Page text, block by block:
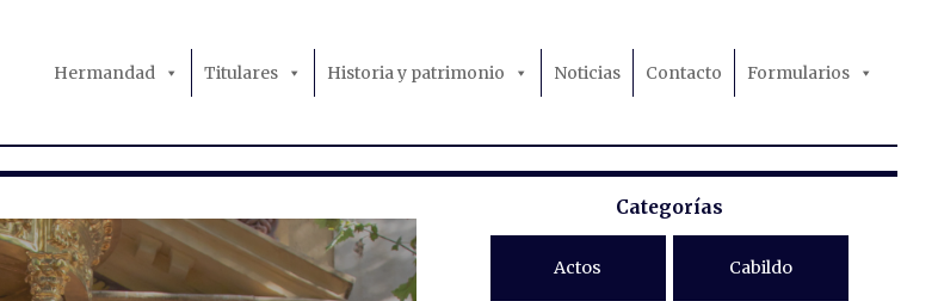
Hermandad Titulares Historia y patrimonio Noticias Contacto Formularios
Categorías
Actos Cabildo